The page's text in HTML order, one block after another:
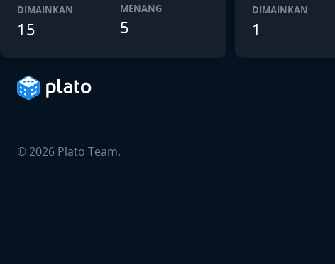
DIMAINKAN
15
MENANG
5
DIMAINKAN
1
©2026 Plato Team.